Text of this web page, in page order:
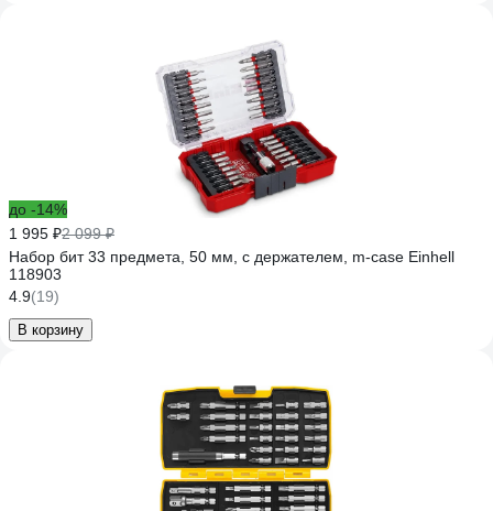
до -14%
1 995 ₽2 099 ₽
Набор бит 33 предмета, 50 мм, с держателем, m-case Einhell
118903
4.9(19)
В корзину